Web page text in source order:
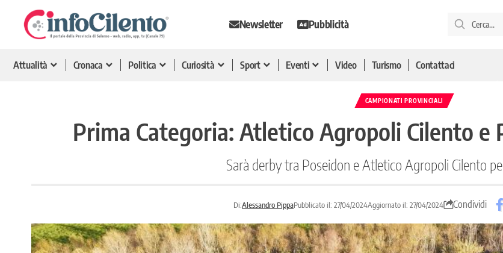
Newsletter Pubblicità
Attualità Cronaca Politica Curiosità Sport Eventi Video Turismo Contattaci
CAMPIONATI PROVINCIALI
Prima Categoria: Atletico Agropoli Cilento e
Sarà derby tra Poseidon e Atletico Agropoli Cilento
Di:Alessandro PippaPubblicato il: 27/04/2024Aggiornato il: 27/04/2024 Condividi